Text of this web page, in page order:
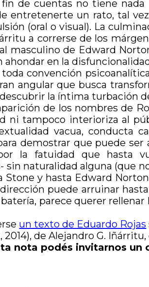
fin de cuentas no tiene
entretenerte un rato, tal
(oral o visual). La
a correrse de los
masculino de Edward
ahondar en la
convención
angular que busca
la íntima turbación
de los nombres de
ni tampoco interioriza al
vacua, conducta
demostrar que puede ser
la fatuidad que hasta
sin naturalidad alguna (que
Stone y hasta Edward
puede arruinar
parece querer
un texto de Eduardo Rojas
2014), de Alejandro G.
nota podés invitarnos un